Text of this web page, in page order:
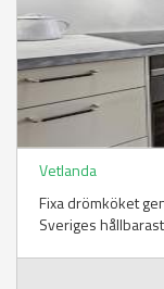
Vetlanda
Fixa drömköket
Sveriges